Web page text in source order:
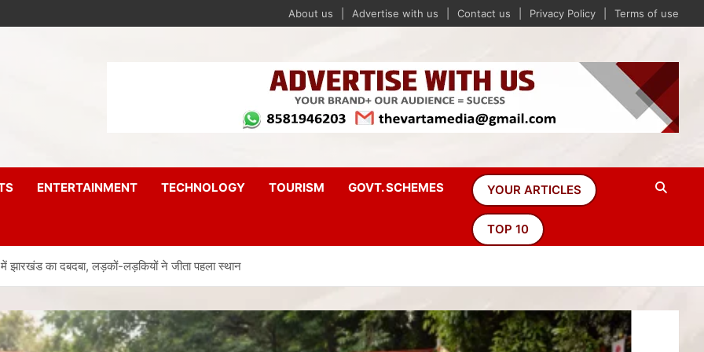
About us Advertise with us Contact us Privacy Policy Terms of use
ENTERTAINMENT TECHNOLOGY TOURISM GOVT. SCHEMES YOUR ARTICLES
TOP 10
का दबदबा, लड़कों-लड़कियों ने जीता पहला स्थान